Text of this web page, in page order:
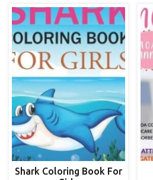
Shark Coloring Book For